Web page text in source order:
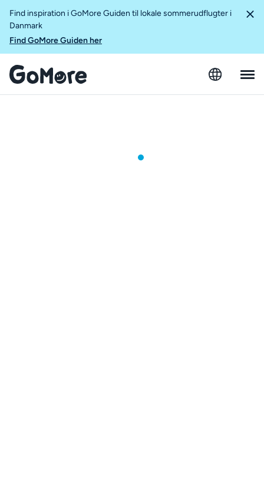
Find inspiration i GoMore Guiden til lokale sommerudflugter i
Danmark
Find GoMore Guiden her